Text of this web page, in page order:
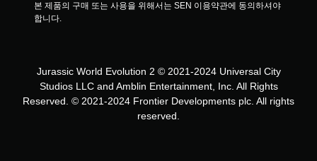
본 제품의 구매 또는 사용을 위해서는 SEN 이용약관에 동의하셔야
합니다.
Jurassic World Evolution 2 © 2021-2024 Universal City
Studios LLC and Amblin Entertainment, Inc. All Rights
Reserved. © 2021-2024 Frontier Developments plc. All rights
reserved.